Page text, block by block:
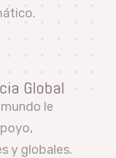
Global
le
y globales.